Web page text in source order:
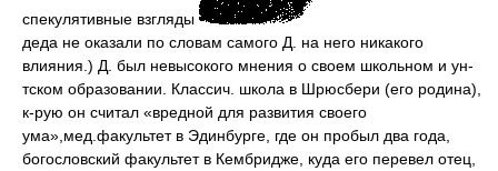
спекулятивные взгляды
деда не оказали по словам самого Д. на него никакого
влияния.) Д. был невысокого мнения о своем школьном и ун-
тском образовании. Классич. школа в Шрюсбери (его родина),
к-рую он считал «вредной для развития своего
ума»,мед.факультет в Эдинбурге, где он пробыл два года,
богословский факультет в Кембридже, куда его перевел отец,